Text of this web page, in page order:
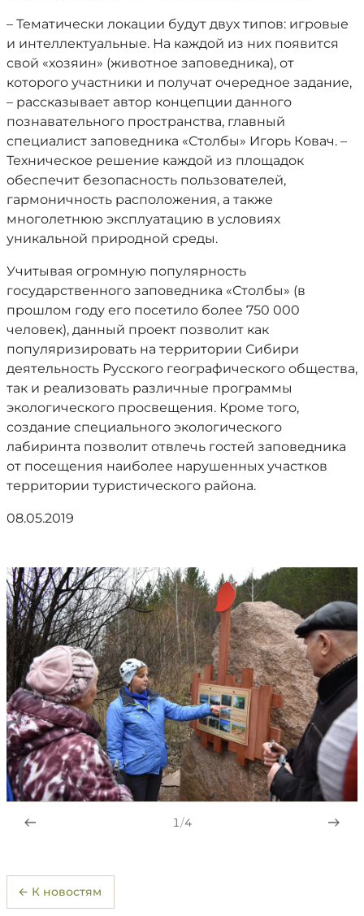
– Тематически локации будут двух типов: игровые
и интеллектуальные. На каждой из них появится
свой «хозяин» (животное заповедника), от
которого участники и получат очередное задание,
– рассказывает автор концепции данного
познавательного пространства, главный
специалист заповедника «Столбы» Игорь Ковач. –
Техническое решение каждой из площадок
обеспечит безопасность пользователей,
гармоничность расположения, а также
многолетнюю эксплуатацию в условиях
уникальной природной среды.
Учитывая огромную популярность
государственного заповедника «Столбы» (в
прошлом году его посетило более 750 000
человек), данный проект позволит как
популяризировать на территории Сибири
деятельность Русского географического общества,
так и реализовать различные программы
экологического просвещения. Кроме того,
создание специального экологического
лабиринта позволит отвлечь гостей заповедника
от посещения наиболее нарушенных участков
территории туристического района.
08.05.2019
1/4
← К новостям